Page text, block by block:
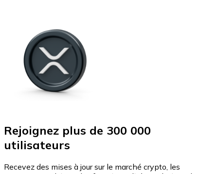
Rejoignez plus de 300 000
utilisateurs
Recevez des mises à jour sur le marché crypto, les